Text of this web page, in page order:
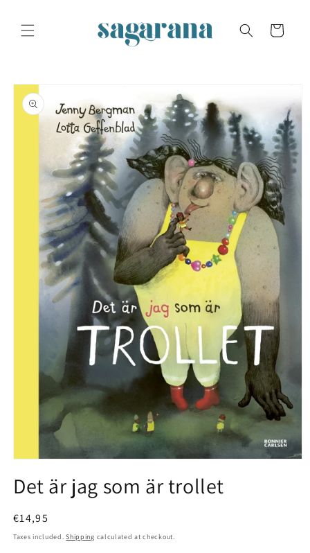
content
Cart
Skip to
product
information
1
in
Det är jag som är trollet
Regular
price
€14,95
Taxes included.Shipping calculated at checkout.